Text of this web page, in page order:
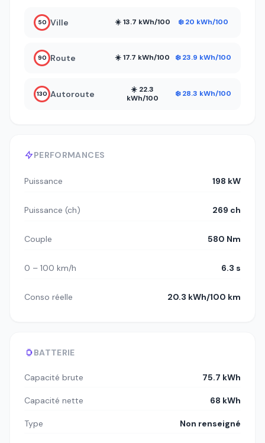
PERFORMANCES
Puissance 198 kW
Puissance (ch) 269 ch
Couple 580 Nm
0 – 100 km/h 6.3 s
Conso réelle 20.3 kWh/100 km
BATTERIE
Capacité brute 75.7 kWh
Capacité nette 68 kWh
Type Non renseigné
50 Ville ☀️ 13.7 kWh/100 ❄️ 20 kWh/100
90 Route ☀️ 17.7 kWh/100 ❄️ 23.9 kWh/100
130 Autoroute
☀️ 22.3
kWh/100
❄️ 28.3 kWh/100